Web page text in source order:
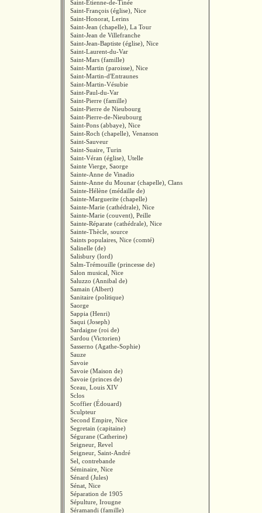
Saint-Étienne-de-Tinée
Saint-François (église), Nice
Saint-Honorat, Lerins
Saint-Jean (chapelle), La Tour
Saint-Jean de Villefranche
Saint-Jean-Baptiste (église), Nice
Saint-Laurent-du-Var
Saint-Mars (famille)
Saint-Martin (paroisse), Nice
Saint-Martin-d'Entraunes
Saint-Martin-Vésubie
Saint-Paul-du-Var
Saint-Pierre (famille)
Saint-Pierre de Nieubourg
Saint-Pierre-de-Nieubourg
Saint-Pons (abbaye), Nice
Saint-Roch (chapelle), Venanson
Saint-Sauveur
Saint-Suaire, Turin
Saint-Véran (église), Utelle
Sainte Vierge, Saorge
Sainte-Anne de Vinadio
Sainte-Anne du Mounar (chapelle), Clans
Sainte-Hélène (médaille de)
Sainte-Marguerite (chapelle)
Sainte-Marie (cathédrale), Nice
Sainte-Marie (couvent), Peille
Sainte-Réparate (cathédrale), Nice
Sainte-Thècle, source
Saints populaires, Nice (comté)
Salinelle (de)
Salisbury (lord)
Salm-Trémouille (princesse de)
Salon musical, Nice
Saluzzo (Annibal de)
Samain (Albert)
Sanitaire (politique)
Saorge
Sappia (Henri)
Saqui (Joseph)
Sardaigne (roi de)
Sardou (Victorien)
Sasserno (Agathe-Sophie)
Sauze
Savoie
Savoie (Maison de)
Savoie (princes de)
Sceau, Louis XIV
Sclos
Scoffier (Édouard)
Sculpteur
Second Empire, Nice
Segretain (capitaine)
Ségurane (Catherine)
Seigneur, Revel
Seigneur, Saint-André
Sel, contrebande
Séminaire, Nice
Sénard (Jules)
Sénat, Nice
Séparation de 1905
Sépulture, Irougne
Séramandi (famille)